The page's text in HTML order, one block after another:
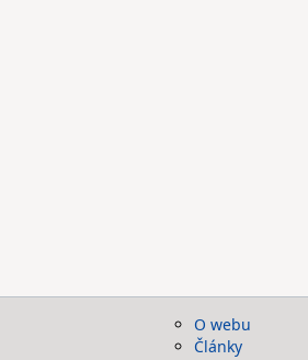
O webu
Články